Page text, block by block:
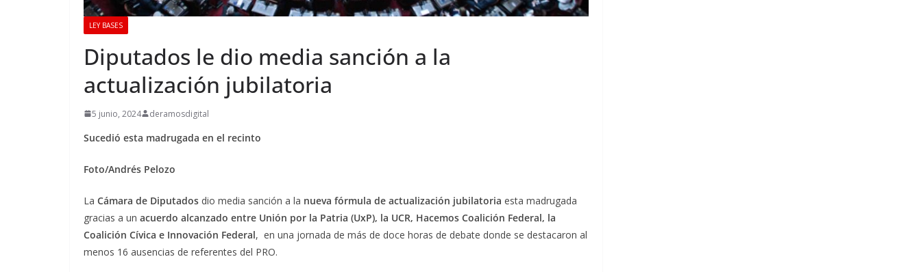
LEY BASES
Diputados le dio media sanción a la
actualización jubilatoria
5 junio, 2024 deramosdigital
Sucedió esta madrugada en el recinto
Foto/Andrés Pelozo
La Cámara de Diputados dio media sanción a la nueva fórmula de actualización jubilatoria esta madrugada
gracias a un acuerdo alcanzado entre Unión por la Patria (UxP), la UCR, Hacemos Coalición Federal, la
Coalición Cívica e Innovación Federal, en una jornada de más de doce horas de debate donde se destacaron al
menos 16 ausencias de referentes del PRO.